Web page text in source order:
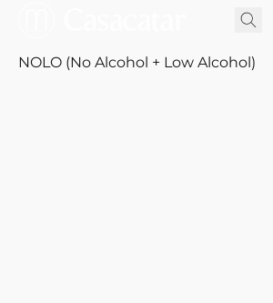
NOLO (No Alcohol + Low Alcohol)